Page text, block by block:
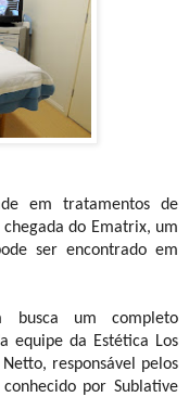
em tratamentos de
chegada do Ematrix, um
ser encontrado em
um completo
equipe da Estética Los
responsável pelos
por Sublative